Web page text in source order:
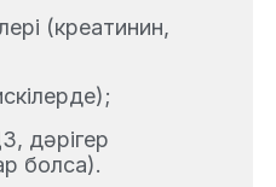
(креатинин,
дәрігер
болса).